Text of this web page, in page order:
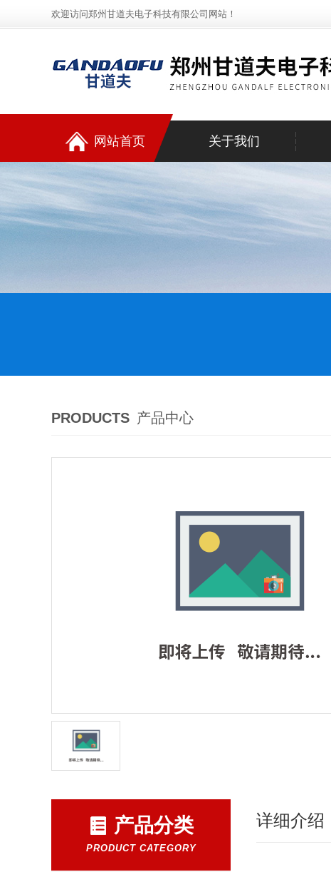
欢迎访问郑州甘道夫电子科技有限公司网站！
网站首页 关于我们
PRODUCTS 产品中心
产品分类
PRODUCT CATEGORY
详细介绍